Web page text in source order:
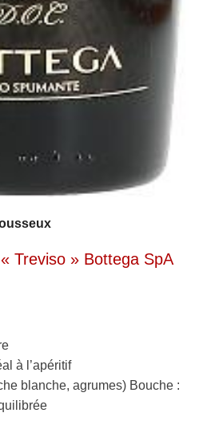
Treviso » Bottega SpA
à l’apéritif
blanche, agrumes) Bouche :